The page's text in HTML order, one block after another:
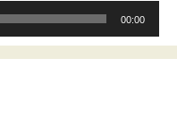
00:00